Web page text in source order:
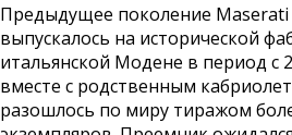
Предыдущее поколение
выпускалось на исторической
итальянской Модене в период с
вместе с родственным
разошлось по миру тиражом